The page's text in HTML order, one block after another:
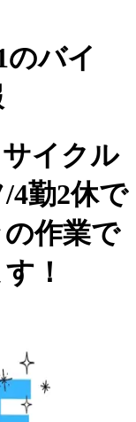
のバイ
イクル
4勤2休で
作業で
！